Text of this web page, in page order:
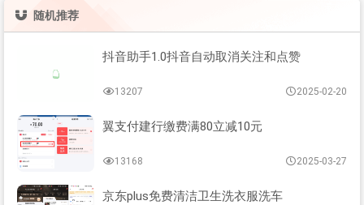
随机推荐
抖音助手1.0抖音自动取消关注和点赞
13207 2025-02-20
翼支付建行缴费满80立减10元
13168 2025-03-27
京东plus免费清洁卫生洗衣服洗车